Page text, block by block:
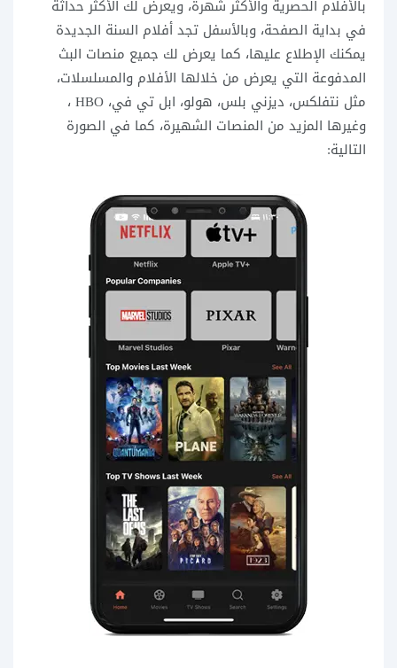
بالأفلام الحصرية والأكثر شهرة، ويعرض لك الأكثر حداثة
في بداية الصفحة، وبالأسفل تجد أفلام السنة الجديدة
يمكنك الإطلاع عليها، كما يعرض لك جميع منصات البث
المدفوعة التي يعرض من خلالها الأفلام والمسلسلات،
مثل نتفلكس، ديزني بلس، هولو، ابل تي في، HBO ،
وغيرها المزيد من المنصات الشهيرة، كما في الصورة
التالية: